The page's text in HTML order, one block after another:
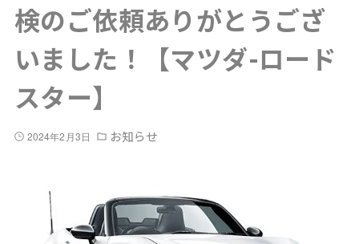
検のご依頼ありがとうござ
いました！【マツダ-ロード
スター】
2024年2月3日 お知らせ